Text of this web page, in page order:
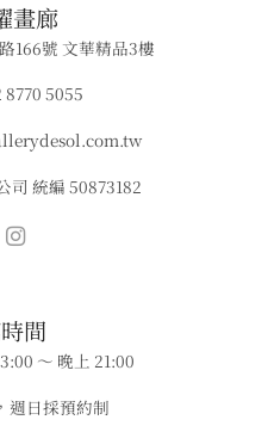
畫廊
166號 文華精品3樓
5055
司 統編 50873182
間
～ 晚上 21:00
週日採預約制